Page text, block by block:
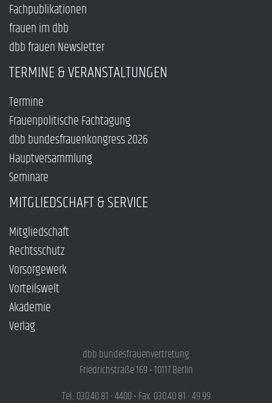
Fachpublikationen
frauen im dbb
dbb frauen Newsletter
TERMINE & VERANSTALTUNGEN
Termine
Frauenpolitische Fachtagung
dbb bundesfrauenkongress 2026
Hauptversammlung
Seminare
MITGLIEDSCHAFT & SERVICE
Mitgliedschaft
Rechtsschutz
Vorsorgewerk
Vorteilswelt
Akademie
Verlag
dbb bundesfrauenvertretung
Friedrichstraße 169 • 10117 Berlin
Tel.: 030.40 81 - 4400 • Fax: 030.40 81 - 49 99